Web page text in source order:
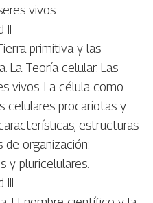
vivos.
II
primitiva y las
La Teoría celular. Las
vivos. La célula como
celulares procariotas y
estructuras
de organización:
y pluricelulares.
III